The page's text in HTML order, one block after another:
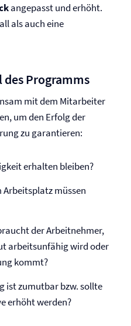
angepasst und erhöht.
als auch eine
des Programms
mit dem Mitarbeiter
um den Erfolg der
zu garantieren:
erhalten bleiben?
Arbeitsplatz müssen
der Arbeitnehmer,
arbeitsunfähig wird oder
kommt?
ist zumutbar bzw. sollte
erhöht werden?